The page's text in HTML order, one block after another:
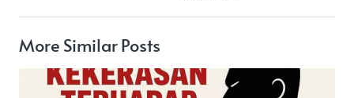
More Similar Posts